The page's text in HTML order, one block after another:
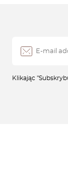
Klikając